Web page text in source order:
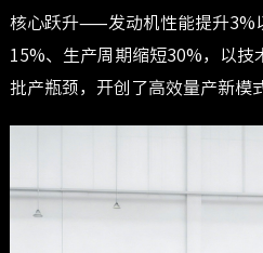
核心跃升——发动机性能提升3%
15%、生产周期缩短30%，以技
批产瓶颈，开创了高效量产新模